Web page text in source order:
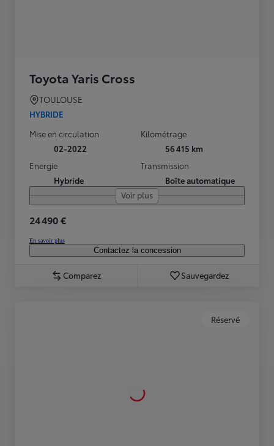
Toyota Yaris Cross
TOULOUSE
HYBRIDE
Mise en circulation
02-2022
Kilométrage
56 415 km
Energie
Hybride
Transmission
Boîte automatique
Voir plus
24 490 €
En savoir plus
Contactez la concession
Comparez Sauvegardez
Réservé